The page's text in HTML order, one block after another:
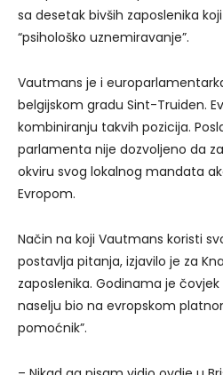
sa desetak bivših zaposlenika
“psihološko uznemiravanje”.
Vautmans je i
belgijskom gradu Sint-Truiden.
kombiniranju takvih pozicija.
parlamenta nije dozvoljeno da
okviru svog lokalnog mandata
Evropom.
Način na koji Vautmans koristi
postavlja pitanja, izjavilo je za
zaposlenika. Godinama je
naselju bio na evropskom
pomoćnik”.